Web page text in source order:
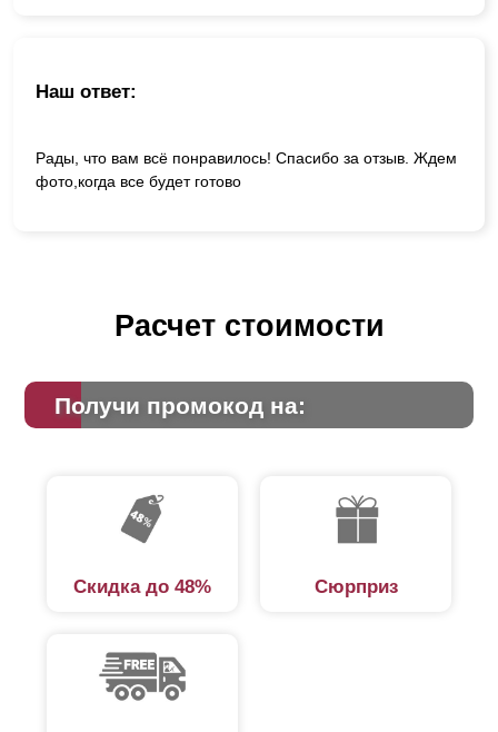
Наш ответ:
Рады, что вам всё понравилось! Спасибо за отзыв. Ждем
фото,когда все будет готово
Расчет стоимости
Получи промокод на:
Скидка до 48% Сюрприз